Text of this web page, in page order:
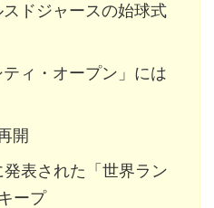
ドジャースの始球式
ィ・オープン」には
開
表された「世界ラン
ープ